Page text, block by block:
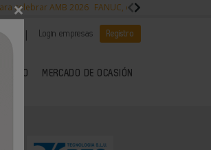
celebrar AMB 2026 FANUC, colaboración con
| Login empresas Registro
KIOSCO MERCADO DE OCASIÓN
×